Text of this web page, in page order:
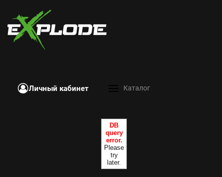
Личный кабинет Каталог
DB
query
error.
Please
try
later.